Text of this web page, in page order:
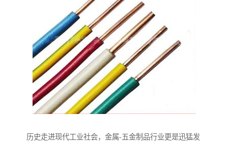
历史走进现代工业社会，金属-五金制品行业更是迅猛发